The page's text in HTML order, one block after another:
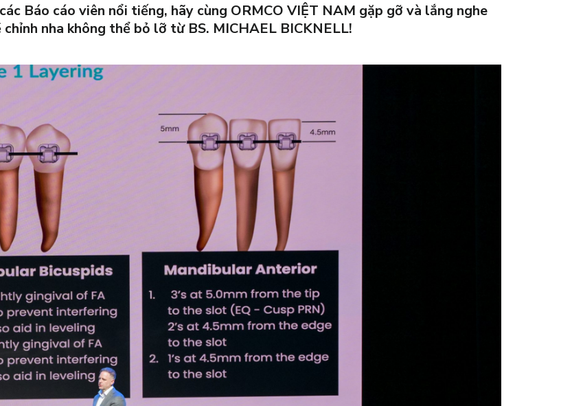
Báo cáo viên nổi tiếng, hãy cùng ORMCO VIỆT NAM gặp gỡ và lắng nghe
chỉnh nha không thể bỏ lỡ từ BS. MICHAEL BICKNELL!